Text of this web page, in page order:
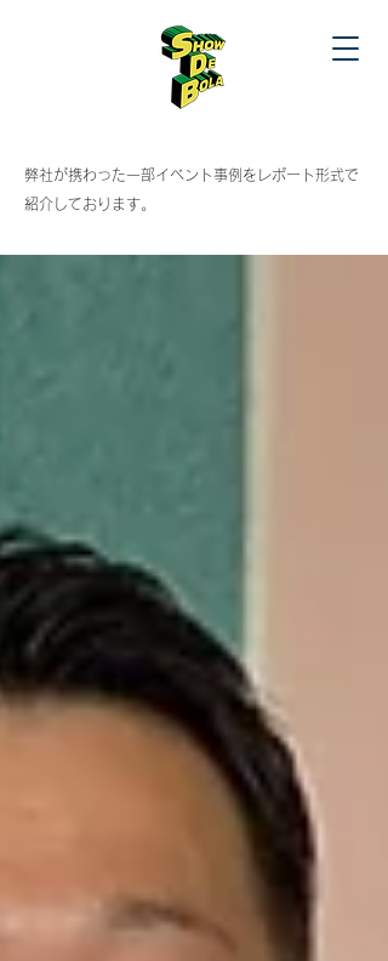
​弊社が携わった一部イベント事例をレポート形式で
紹介しております。